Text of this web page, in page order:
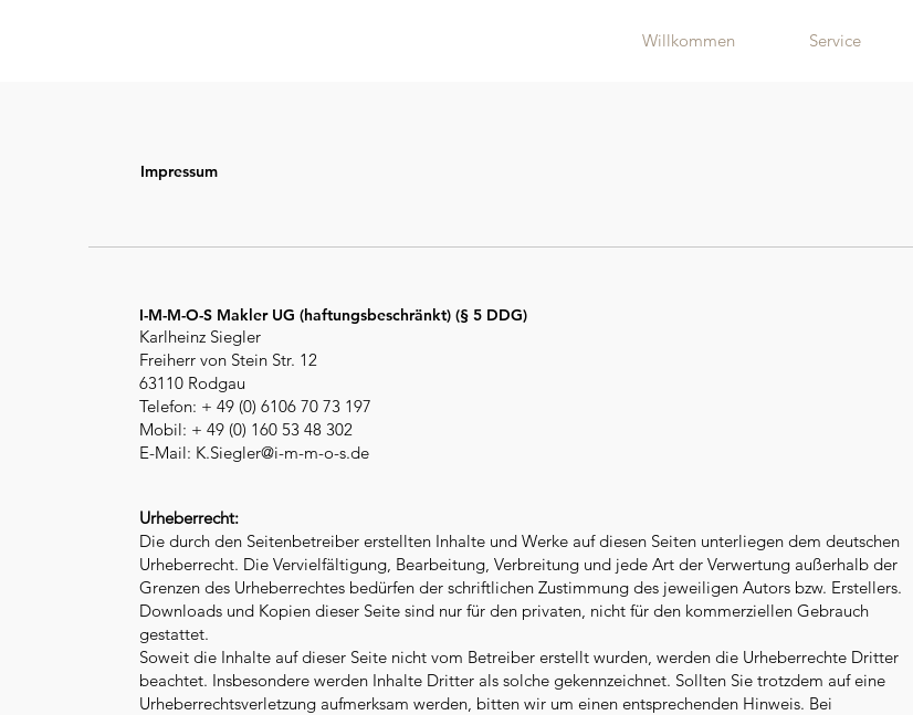
Willkommen Service
Impressum
I-M-M-O-S Makler UG (haftungsbeschränkt) (§ 5 DDG)
Karlheinz Siegler
Freiherr von Stein Str. 12
63110 Rodgau
Telefon: + 49 (0) 6106 70 73 197
Mobil: + 49 (0) 160 53 48 302
E-Mail: K.Siegler@i-m-m-o-s.de
Urheberrecht:
Die durch den Seitenbetreiber erstellten Inhalte und Werke auf diesen Seiten unterliegen dem deutschen
Urheberrecht. Die Vervielfältigung, Bearbeitung, Verbreitung und jede Art der Verwertung außerhalb der
Grenzen des Urheberrechtes bedürfen der schriftlichen Zustimmung des jeweiligen Autors bzw. Erstellers.
Downloads und Kopien dieser Seite sind nur für den privaten, nicht für den kommerziellen Gebrauch
gestattet.
Soweit die Inhalte auf dieser Seite nicht vom Betreiber erstellt wurden, werden die Urheberrechte Dritter
beachtet. Insbesondere werden Inhalte Dritter als solche gekennzeichnet. Sollten Sie trotzdem auf eine
Urheberrechtsverletzung aufmerksam werden, bitten wir um einen entsprechenden Hinweis. Bei